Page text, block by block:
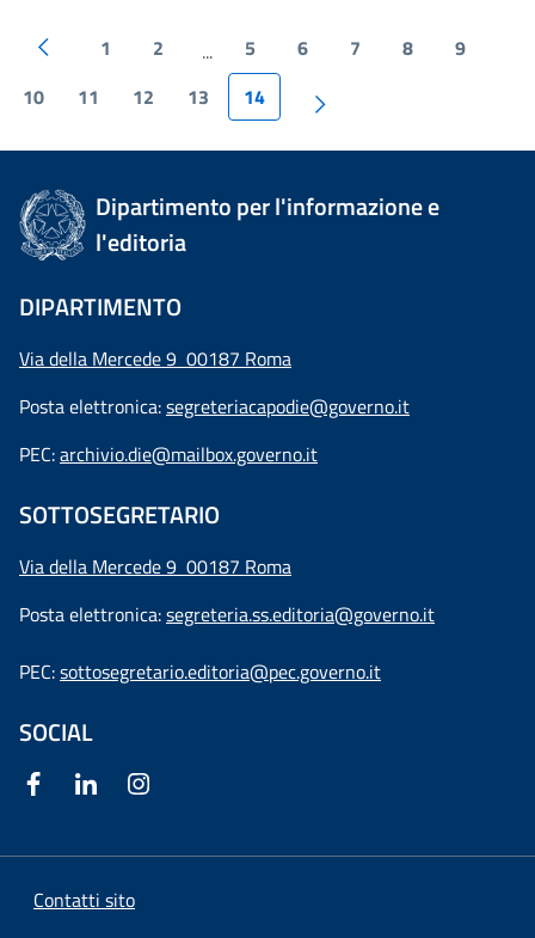
1 2 ... 5 6 7 8
9
10
11 12 13 14
Dipartimento per l'informazione e
l'editoria
DIPARTIMENTO
Via della Mercede 9 00187 Roma
Posta elettronica:segreteriacapodie@governo.it
PEC:archivio.die@mailbox.governo.it
SOTTOSEGRETARIO
Via della Mercede 9 00187 Roma
Posta elettronica:segreteria.ss.editoria@governo.it
PEC:sottosegretario.editoria@pec.governo.it
SOCIAL
Contatti sito